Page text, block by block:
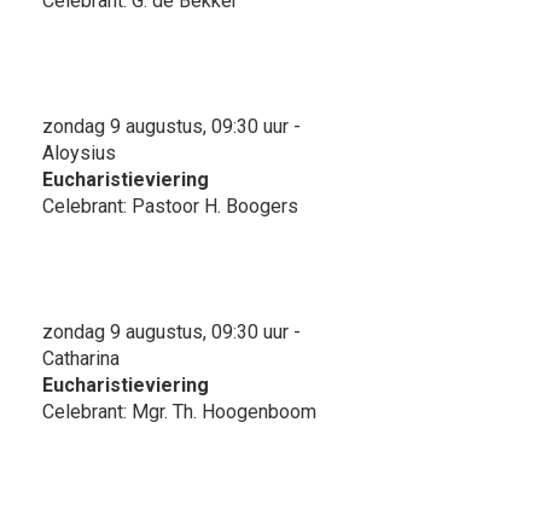
zondag 9 augustus, 09:30 uur -
Aloysius
Eucharistieviering
Celebrant: Pastoor H. Boogers
zondag 9 augustus, 09:30 uur -
Catharina
Eucharistieviering
Celebrant: Mgr. Th. Hoogenboom